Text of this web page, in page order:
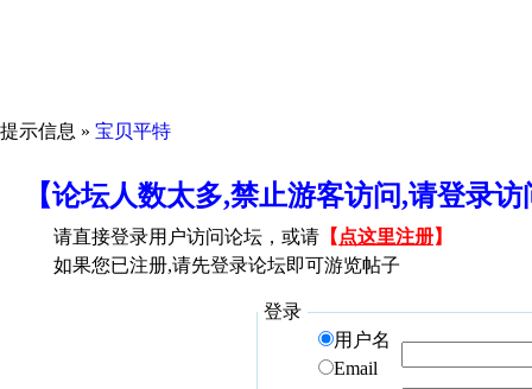
提示信息 » 宝贝平特
【论坛人数太多,禁止游客访问,请登录
请直接登录用户访问论坛，或请 【 点这里注册】
如果您已注册,请先登录论坛即可游览帖子
登录
用户名
Email